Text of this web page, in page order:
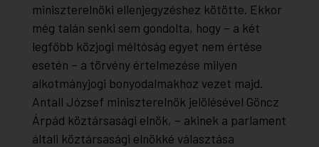
miniszterelnöki ellenjegyzéshez kötötte. Ekkor
még talán senki sem gondolta, hogy – a két
legfőbb közjogi méltóság egyet nem értése
esetén – a törvény értelmezése milyen
alkotmányjogi bonyodalmakhoz vezet majd.
Antall József miniszterelnök jelölésével Göncz
Árpád köztársasági elnök, – akinek a parlament
általi köztársasági elnökké választása